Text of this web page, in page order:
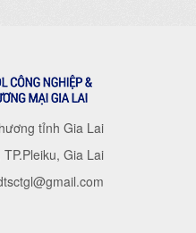
tỉnh Gia Lai
Gia Lai